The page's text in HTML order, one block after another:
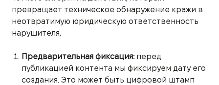
превращает техническое обнаружение кражи в
неотвратимую юридическую ответственность
нарушителя.
Предварительная фиксация:перед
публикацией контента мы фиксируем дату его
создания. Это может быть цифровой штамп